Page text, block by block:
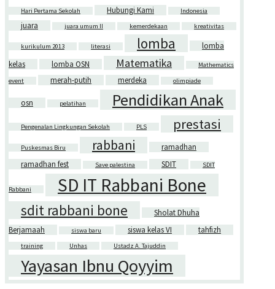
Hari Pertama Sekolah Hubungi Kami Indonesia
juara juara umum II kemerdekaan kreativitas
kurikulum 2013 literasi lomba
lomba
kelas
lomba OSN Matematika
Mathematics
event
merah-putih merdeka olimpiade
osn pelatihan Pendidikan Anak
Pengenalan Lingkungan Sekolah PLS prestasi
Puskesmas Biru rabbani
ramadhan
ramadhan fest
Save palestina SDIT SDIT
Rabbani SD IT Rabbani Bone
sdit rabbani bone
Sholat Dhuha
Berjamaah
siswa baru siswa kelas VI tahfizh
training Unhas Ustadz A. Tajuddin
Yayasan Ibnu Qoyyim